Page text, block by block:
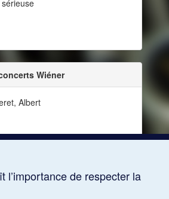
Wiéner
Albert
nouveau, vol. 1, no 14 (janvier
l’importance de respecter la